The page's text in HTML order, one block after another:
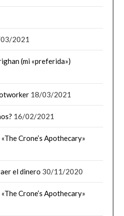
2021
(mi «preferida»)
18/03/2021
16/02/2021
Crone’s Apothecary»
el dinero 30/11/2020
Crone’s Apothecary»